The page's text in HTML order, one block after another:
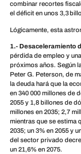
combinar recortes
el déficit en unos 3,3
Lógicamente, esta
1.- Desaceleramiento
pérdida de empleo y
próximos años. Según
Peter G. Peterson, de
la deuda hará que la
en 340 000 millones de
2055 y 1,8 billones de
millones en 2035; 2,7
mientras que se estima
2035; un 3% en 2055 y
del sector privado
un 21,6% en 2075.